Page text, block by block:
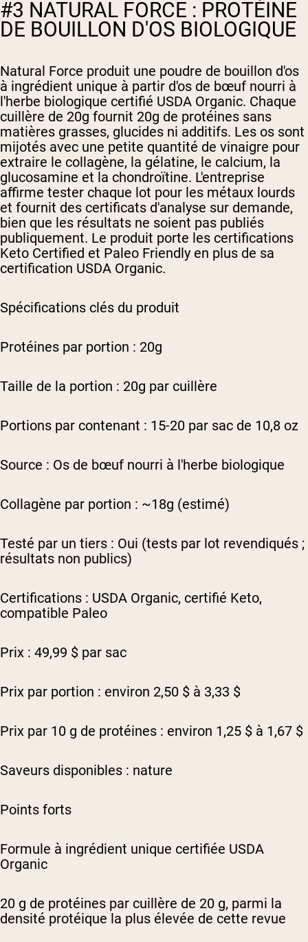
#3 NATURAL FORCE : PROTÉINE
DE BOUILLON D'OS BIOLOGIQUE
Natural Force produit une poudre de bouillon d'os
à ingrédient unique à partir d'os de bœuf nourri à
l'herbe biologique certifié USDA Organic. Chaque
cuillère de 20g fournit 20g de protéines sans
matières grasses, glucides ni additifs. Les os sont
mijotés avec une petite quantité de vinaigre pour
extraire le collagène, la gélatine, le calcium, la
glucosamine et la chondroïtine. L'entreprise
affirme tester chaque lot pour les métaux lourds
et fournit des certificats d'analyse sur demande,
bien que les résultats ne soient pas publiés
publiquement. Le produit porte les certifications
Keto Certified et Paleo Friendly en plus de sa
certification USDA Organic.
Spécifications clés du produit
Protéines par portion : 20g
Taille de la portion : 20g par cuillère
Portions par contenant : 15-20 par sac de 10,8 oz
Source : Os de bœuf nourri à l'herbe biologique
Collagène par portion : ~18g (estimé)
Testé par un tiers : Oui (tests par lot revendiqués ;
résultats non publics)
Certifications : USDA Organic, certifié Keto,
compatible Paleo
Prix : 49,99 $ par sac
Prix par portion : environ 2,50 $ à 3,33 $
Prix par 10 g de protéines : environ 1,25 $ à 1,67 $
Saveurs disponibles : nature
Points forts
Formule à ingrédient unique certifiée USDA
Organic
20 g de protéines par cuillère de 20 g, parmi la
densité protéique la plus élevée de cette revue